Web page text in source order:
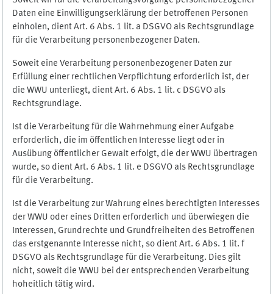
Daten eine Einwilligungserklärung der betroffenen Personen
einholen, dient Art. 6 Abs. 1 lit. a DSGVO als Rechtsgrundlage
für die Verarbeitung personenbezogener Daten.
Soweit eine Verarbeitung personenbezogener Daten zur
Erfüllung einer rechtlichen Verpflichtung erforderlich ist, der
die WWU unterliegt, dient Art. 6 Abs. 1 lit. c DSGVO als
Rechtsgrundlage.
Ist die Verarbeitung für die Wahrnehmung einer Aufgabe
erforderlich, die im öffentlichen Interesse liegt oder in
Ausübung öffentlicher Gewalt erfolgt, die der WWU übertragen
wurde, so dient Art. 6 Abs. 1 lit. e DSGVO als Rechtsgrundlage
für die Verarbeitung.
Ist die Verarbeitung zur Wahrung eines berechtigten Interesses
der WWU oder eines Dritten erforderlich und überwiegen die
Interessen, Grundrechte und Grundfreiheiten des Betroffenen
das erstgenannte Interesse nicht, so dient Art. 6 Abs. 1 lit. f
DSGVO als Rechtsgrundlage für die Verarbeitung. Dies gilt
nicht, soweit die WWU bei der entsprechenden Verarbeitung
hoheitlich tätig wird.